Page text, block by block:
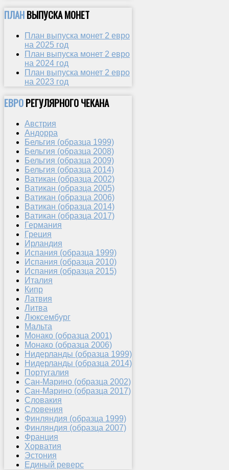
ПЛАНВЫПУСКА МОНЕТ
План выпуска монет 2 евро
на 2025 год
План выпуска монет 2 евро
на 2024 год
План выпуска монет 2 евро
на 2023 год
ЕВРОРЕГУЛЯРНОГО ЧЕКАНА
Австрия
Андорра
Бельгия (образца 1999)
Бельгия (образца 2008)
Бельгия (образца 2009)
Бельгия (образца 2014)
Ватикан (образца 2002)
Ватикан (образца 2005)
Ватикан (образца 2006)
Ватикан (образца 2014)
Ватикан (образца 2017)
Германия
Греция
Ирландия
Испания (образца 1999)
Испания (образца 2010)
Испания (образца 2015)
Италия
Кипр
Латвия
Литва
Люксембург
Мальта
Монако (образца 2001)
Монако (образца 2006)
Нидерланды (образца 1999)
Нидерланды (образца 2014)
Португалия
Сан-Марино (образца 2002)
Сан-Марино (образца 2017)
Словакия
Словения
Финляндия (образца 1999)
Финляндия (образца 2007)
Франция
Хорватия
Эстония
Единый реверс